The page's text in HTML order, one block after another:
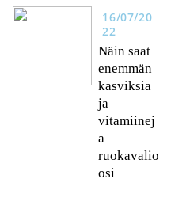
16/07/20
22
Näin saat
enemmän
kasviksia
ja
vitamiinej
a
ruokavalio
osi